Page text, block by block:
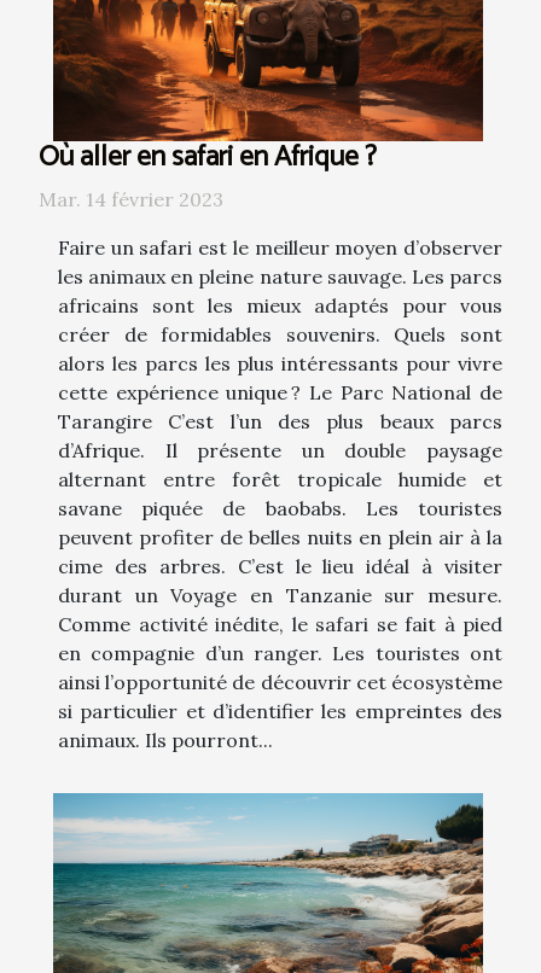
Où aller en safari en Afrique ?
Mar. 14 février 2023
Faire un safari est le meilleur moyen d’observer
les animaux en pleine nature sauvage. Les parcs
africains sont les mieux adaptés pour vous
créer de formidables souvenirs. Quels sont
alors les parcs les plus intéressants pour vivre
cette expérience unique ? Le Parc National de
Tarangire C’est l’un des plus beaux parcs
d’Afrique. Il présente un double paysage
alternant entre forêt tropicale humide et
savane piquée de baobabs. Les touristes
peuvent profiter de belles nuits en plein air à la
cime des arbres. C’est le lieu idéal à visiter
durant un Voyage en Tanzanie sur mesure.
Comme activité inédite, le safari se fait à pied
en compagnie d’un ranger. Les touristes ont
ainsi l’opportunité de découvrir cet écosystème
si particulier et d’identifier les empreintes des
animaux. Ils pourront...